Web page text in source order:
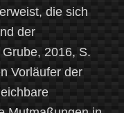
die sich
der
2016, S.
Vorläufer der